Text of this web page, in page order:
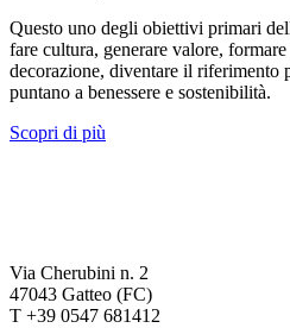
Questo uno degli obiettivi primari
fare cultura, generare valore,
decorazione, diventare il riferimento
puntano a benessere e sostenibilità.
Scopri di più
Via Cherubini n. 2
47043 Gatteo (FC)
T +39 0547 681412